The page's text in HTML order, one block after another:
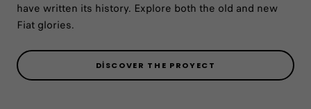
have written its history. Explore both the old and new
Fiat glories.
DISCOVER THE PROYECT